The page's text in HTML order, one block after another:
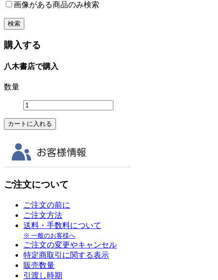
画像がある商品のみ検索
購入する
八木書店で購入
数量
ご注文について
ご注文の前に
ご注文方法
送料・手数料について
※ 一般のお客様へ
ご注文の変更やキャンセル
特定商取引に関する表示
販売数量
引渡し時期